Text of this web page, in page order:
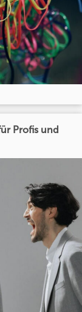
Profis und